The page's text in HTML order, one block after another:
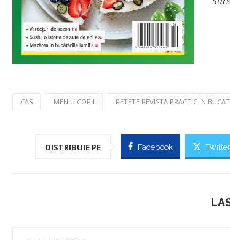
CAS MENIU COPII RETETE REVISTA PRACTIC IN
DISTRIBUIE PE Facebook Twitter